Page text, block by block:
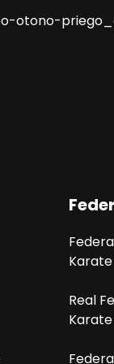
otono-
Real
Karate